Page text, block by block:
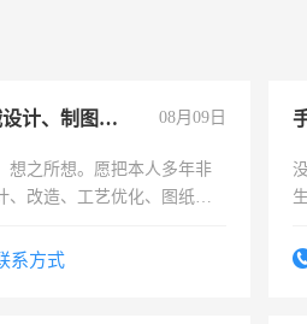
兼职机械设计、制图、设备改造 08月09日
想之所想。愿把本人多年非
、改造、工艺优化、图纸制
士，共享未来。
系方式